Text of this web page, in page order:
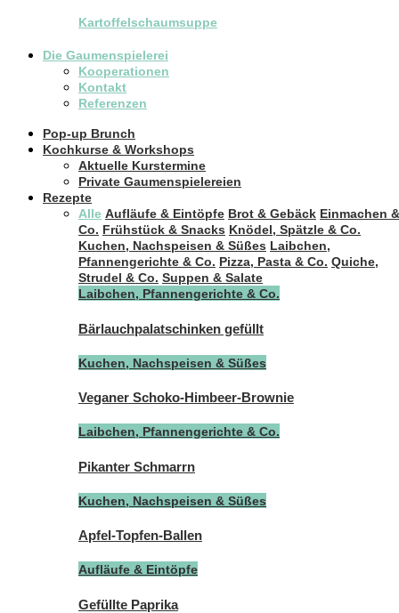
Kartoffelschaumsuppe
Die Gaumenspielerei
Kooperationen
Kontakt
Referenzen
Pop-up Brunch
Kochkurse & Workshops
Aktuelle Kurstermine
Private Gaumenspielereien
Rezepte
Alle Aufläufe & Eintöpfe Brot & Gebäck Einmachen &
Co. Frühstück & Snacks Knödel, Spätzle & Co.
Kuchen, Nachspeisen & Süßes Laibchen,
Pfannengerichte & Co. Pizza, Pasta & Co. Quiche,
Strudel & Co. Suppen & Salate
Laibchen, Pfannengerichte & Co.
Bärlauchpalatschinken gefüllt
Kuchen, Nachspeisen & Süßes
Veganer Schoko-Himbeer-Brownie
Laibchen, Pfannengerichte & Co.
Pikanter Schmarrn
Kuchen, Nachspeisen & Süßes
Apfel-Topfen-Ballen
Aufläufe & Eintöpfe
Gefüllte Paprika